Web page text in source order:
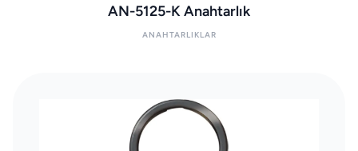
AN-5125-K Anahtarlık
ANAHTARLIKLAR